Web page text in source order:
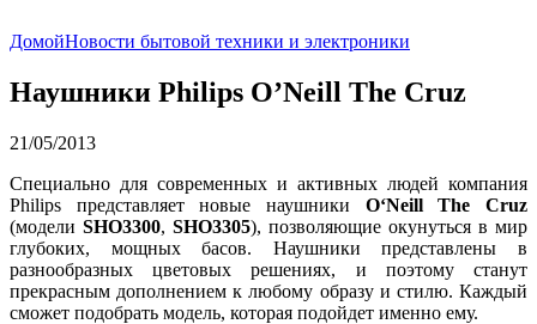
ДомойНовости бытовой техники и электроники
Наушники Philips O’Neill The Cruz
21/05/2013
Специально для современных и активных людей компания
Philips представляет новые наушники O‘Neill The
Cruz
(модели SHO3300, SHO3305), позволяющие окунуться в мир
глубоких, мощных басов. Наушники представлены в
разнообразных цветовых решениях, и поэтому станут
прекрасным дополнением к любому образу и стилю. Каждый
сможет подобрать модель, которая подойдет именно ему.